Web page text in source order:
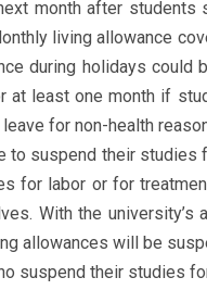
month after
living allowance
during holidays could
at least one month if
for non-health
to suspend their studies
for labor or for
With the
allowances will be
suspend their studies